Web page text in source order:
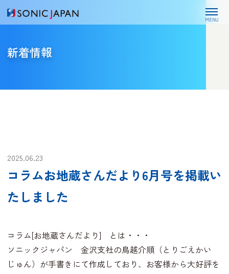
MENU
新着情報
2025.06.23
コラムお地蔵さんだより6月号を掲載い
たしました
コラム[お地蔵さんだより] とは・・・
ソニックジャパン 金沢支社の鳥越介順（とりごえかい
じゅん）が手書きにて作成しており、お客様から大好評を